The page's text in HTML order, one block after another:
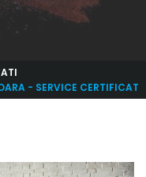
- SERVICE CERTIFICAT